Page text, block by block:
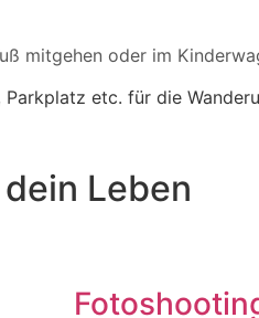
mitgehen oder im
etc. für die
Leben